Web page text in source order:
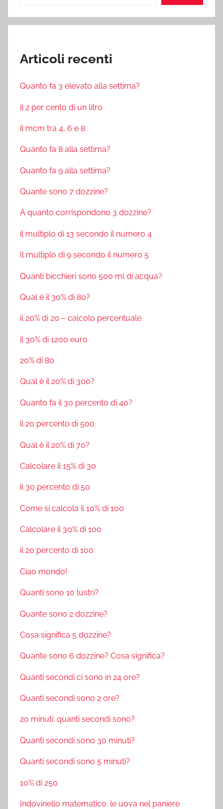
Articoli recenti
Quanto fa 3 elevato alla settima?
il 2 per cento di un litro
il mcm tra 4, 6 e 8
Quanto fa 8 alla settima?
Quanto fa 9 alla settima?
Quante sono 7 dozzine?
A quanto corrispondono 3 dozzine?
il multiplo di 13 secondo il numero 4
Il multiplo di 9 secondo il numero 5
Quanti bicchieri sono 500 ml di acqua?
Qual è il 30% di 80?
il 20% di 20 – calcolo percentuale
il 30% di 1200 euro
20% di 80
Qual è il 20% di 300?
Quanto fa il 30 percento di 40?
il 20 percento di 500
Qual è il 20% di 70?
Calcolare il 15% di 30
il 30 percento di 50
Come si calcola il 10% di 100
Calcolare il 30% di 100
il 20 percento di 100
Ciao mondo!
Quanti sono 10 lustri?
Quante sono 2 dozzine?
Cosa significa 5 dozzine?
Quante sono 6 dozzine? Cosa significa?
Quanti secondi ci sono in 24 ore?
Quanti secondi sono 2 ore?
20 minuti: quanti secondi sono?
Quanti secondi sono 30 minuti?
Quanti secondi sono 5 minuti?
10% di 250
Indovinello matematico: le uova nel paniere